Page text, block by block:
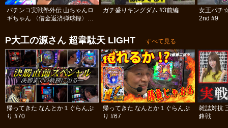
パチンコ実戦塾外伝 山ちゃんロ
ギちゃん 〈借金返済弾球録〉
ガチ盛りキングダム #3前編
女王パチ
2nd #9
P大工の源さん 超韋駄天 LIGHT すべて見る
帰ってきた なんとか１ぐらんぷ
り #70
帰ってきた なんとか１ぐらんぷ
り #67
雑誌対抗
鋒戦